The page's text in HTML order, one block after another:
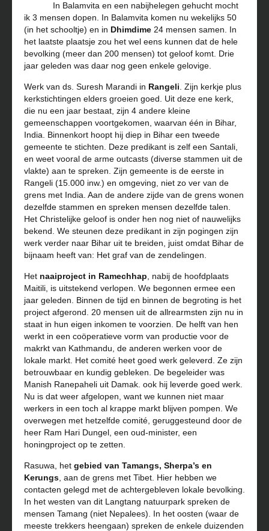
In Balamvita en een nabijhelegen gehucht mocht
ik 3 mensen dopen. In Balamvita komen nu wekelijks 50
(in het schooltje) en in Dhimdime 24 mensen samen. In
het laatste plaatsje zou het wel eens kunnen dat de hele
bevolking (meer dan 200 mensen) tot geloof komt. Drie
jaar geleden was daar nog geen enkele gelovige.
Werk van ds. Suresh Marandi in Rangeli . Zijn kerkje plus
kerkstichtingen elders groeien goed. Uit deze ene kerk,
die nu een jaar bestaat, zijn 4 andere kleine
gemeenschappen voortgekomen, waarvan één in Bihar,
India. Binnenkort hoopt hij diep in Bihar een tweede
gemeente te stichten. Deze predikant is zelf een Santali,
en weet vooral de arme outcasts (diverse stammen uit de
vlakte) aan te spreken. Zijn gemeente is de eerste in
Rangeli (15.000 inw.) en omgeving, niet zo ver van de
grens met India. Aan de andere zijde van de grens wonen
dezelfde stammen en spreken mensen dezelfde talen.
Het Christelijke geloof is onder hen nog niet of nauwelijks
bekend. We steunen deze predikant in zijn pogingen zijn
werk verder naar Bihar uit te breiden, juist omdat Bihar de
bijnaam heeft van: Het graf van de zendelingen.
Het naaiproject in Ramechhap , nabij de hoofdplaats
Maitili, is uitstekend verlopen. We begonnen ermee een
jaar geleden. Binnen de tijd en binnen de begroting is het
project afgerond. 20 mensen uit de allrearmsten zijn nu in
staat in hun eigen inkomen te voorzien. De helft van hen
werkt in een coöperatieve vorm van productie voor de
makrkt van Kathmandu, de anderen werken voor de
lokale markt. Het comité heet goed werk geleverd. Ze zijn
betrouwbaar en kundig gebleken. De begeleider was
Manish Ranepaheli uit Damak. ook hij leverde goed werk.
Nu is dat weer afgelopen, want we kunnen niet maar
werkers in een toch al krappe markt blijven pompen. We
overwegen met hetzelfde comité, geruggesteund door de
heer Ram Hari Dungel, een oud-minister, een
honingproject op te zetten.
Rasuwa, het gebied van Tamangs, Sherpa’s en
Kerungs , aan de grens met Tibet. Hier hebben we
contacten gelegd met de achtergebleven lokale bevolking.
In het westen van dit Langtang natuurpark spreken de
mensen Tamang (niet Nepalees). In het oosten (waar de
meeste trekkers heengaan) spreken de enkele duizenden